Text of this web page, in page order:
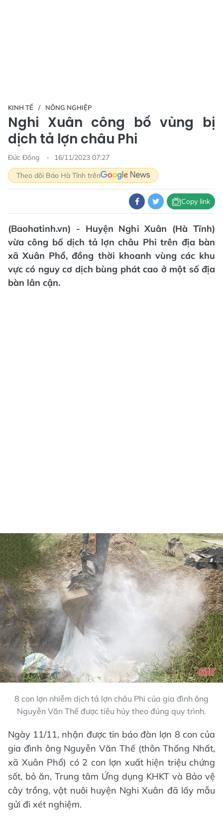
KINH TẾ NÔNG NGHIỆP
Nghi Xuân công bố vùng bị
dịch tả lợn châu Phi
Đức Đồng
16/11/2023 07:27
Theo dõi Báo Hà Tĩnh trên
Copy link
(Baohatinh.vn) - Huyện Nghi Xuân (Hà Tĩnh)
vừa công bố dịch tả lợn châu Phi trên địa bàn
xã Xuân Phổ, đồng thời khoanh vùng các khu
vực có nguy cơ dịch bùng phát cao ở một số địa
bàn lân cận.
8 con lợn nhiễm dịch tả lợn châu Phi của gia đình ông
Nguyễn Văn Thế được tiêu hủy theo đúng quy trình.
Ngày 11/11, nhận được tin báo đàn lợn 8 con của
gia đình ông Nguyễn Văn Thế (thôn Thống Nhất,
xã Xuân Phổ) có 2 con lợn xuất hiện triệu chứng
sốt, bỏ ăn, Trung tâm Ứng dụng KHKT và Bảo vệ
cây trồng, vật nuôi huyện Nghi Xuân đã lấy mẫu
gửi đi xét nghiệm.